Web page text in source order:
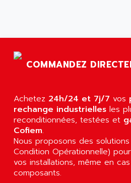
SLC 500
MICROLOGIX 1200
PANELVIEW 1000
NT620C
SIMATIC S5-101
SIMATIC TOUCH PANEL
S900 II
AGTATAC
AGUT
AHLBERG ELECTRONICS
AIP SYSTEMES
AIR
AIR ET PULVERISATION
AIR LIQUIDE
AIR SYSTEMS
COMMANDEZ
Achetez 24h/24 et 7j/7 vos
rechange industrielles les
reconditionnées, testées et
Cofiem.
Nous proposons des
Condition Opérationnelle)
vos installations, même en
composants.